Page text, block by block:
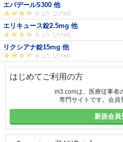
エパデールS300 他
エリキュース錠2.5mg 他
リクシアナ錠15mg 他
はじめてご利用の方
m3.comは、医療従事者
専門サイトです。会員
新規会員